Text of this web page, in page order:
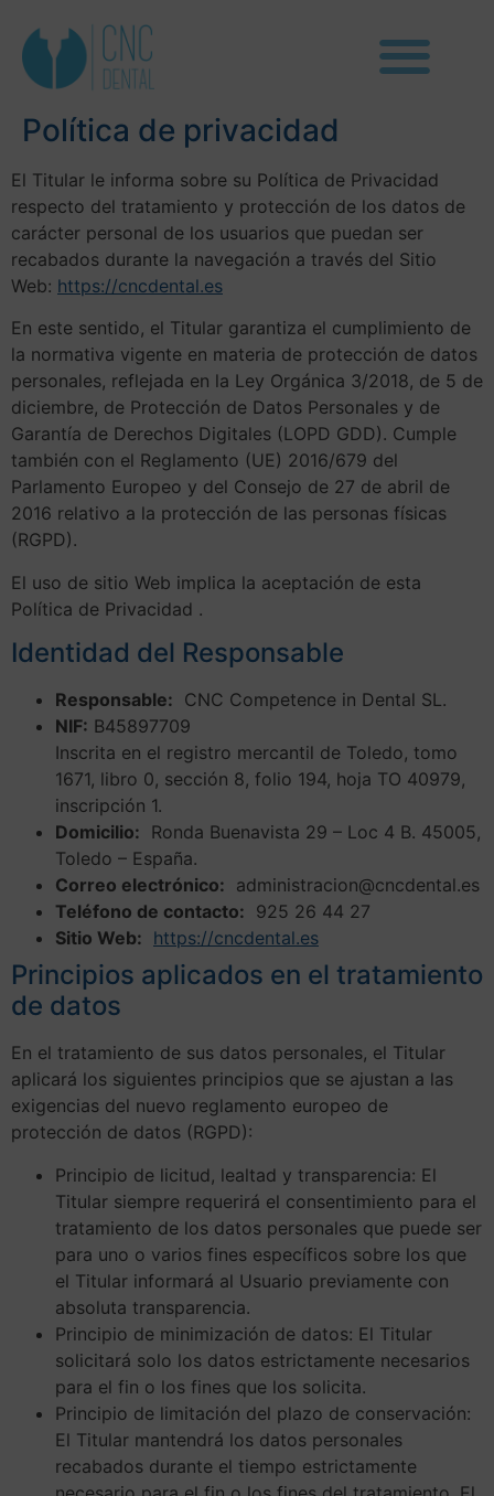
Política de privacidad
El Titular le informa sobre su Política de Privacidad
respecto del tratamiento y protección de los datos de
carácter personal de los usuarios que puedan ser
recabados durante la navegación a través del Sitio
Web: https://cncdental.es
En este sentido, el Titular garantiza el cumplimiento de
la normativa vigente en materia de protección de datos
personales, reflejada en la Ley Orgánica 3/2018, de 5 de
diciembre, de Protección de Datos Personales y de
Garantía de Derechos Digitales (LOPD GDD). Cumple
también con el Reglamento (UE) 2016/679 del
Parlamento Europeo y del Consejo de 27 de abril de
2016 relativo a la protección de las personas físicas
(RGPD).
El uso de sitio Web implica la aceptación de esta
Política de Privacidad .
Identidad del Responsable
Responsable: CNC Competence in Dental SL.
NIF: B45897709
Inscrita en el registro mercantil de Toledo, tomo
1671, libro 0, sección 8, folio 194, hoja TO 40979,
inscripción 1.
Domicilio: Ronda Buenavista 29 – Loc 4 B. 45005,
Toledo – España.
Correo electrónico: administracion@cncdental.es
Teléfono de contacto: 925 26 44 27
Sitio Web: https://cncdental.es
Principios aplicados en el tratamiento
de datos
En el tratamiento de sus datos personales, el Titular
aplicará los siguientes principios que se ajustan a las
exigencias del nuevo reglamento europeo de
protección de datos (RGPD):
Principio de licitud, lealtad y transparencia: El
Titular siempre requerirá el consentimiento para el
tratamiento de los datos personales que puede ser
para uno o varios fines específicos sobre los que
el Titular informará al Usuario previamente con
absoluta transparencia.
Principio de minimización de datos: El Titular
solicitará solo los datos estrictamente necesarios
para el fin o los fines que los solicita.
Principio de limitación del plazo de conservación:
El Titular mantendrá los datos personales
recabados durante el tiempo estrictamente